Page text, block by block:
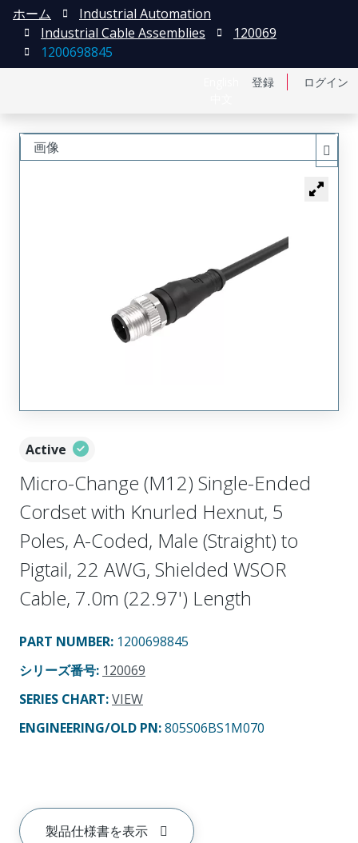
登録 ログイン
ホーム
Industrial Automation
Industrial Cable Assemblies
120069
1200698845
Active
Micro-Change (M12) Single-Ended
Cordset with Knurled Hexnut, 5
Poles, A-Coded, Male (Straight) to
Pigtail, 22 AWG, Shielded WSOR
Cable, 7.0m (22.97') Length
PART NUMBER: 1200698845
シリーズ番号: 120069
SERIES CHART:VIEW
ENGINEERING/OLD PN:805S06BS1M070
製品仕様書を表示
画像